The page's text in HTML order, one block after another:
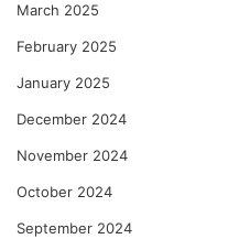
March 2025
February 2025
January 2025
December 2024
November 2024
October 2024
September 2024